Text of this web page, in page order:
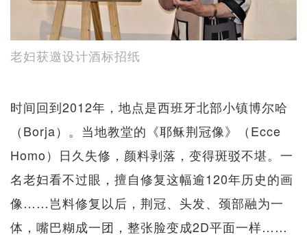
老妇获邀设计酒标招纸
时间回到2012年，地点是西班牙北部小镇博尔哈
（Borja）。当地教堂的《耶稣荆冠像》（Ecce
Homo）日久失修，颜料剥落，变得斑驳不堪。一
名老妇看不过眼，擅自修复这幅逾120年历史的画
像……岂料修复以后，荆冠、头发、颈部融为一
体，嘴巴糊成一团，整张脸变成2D平面一样……